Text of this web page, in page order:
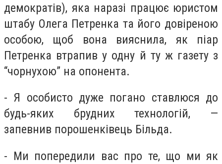
демократів), яка наразі працює юристом
штабу Олега Петренка та його довіреною
особою, щоб вона вияснила, як піар
Петренка втрапив у одну й ту ж газету з
“чорнухою” на опонента.
- Я особисто дуже погано ставлюся до
будь-яких брудних технологій, —
запевнив порошенківець Більда.
- Ми попередили вас про те, що ми як